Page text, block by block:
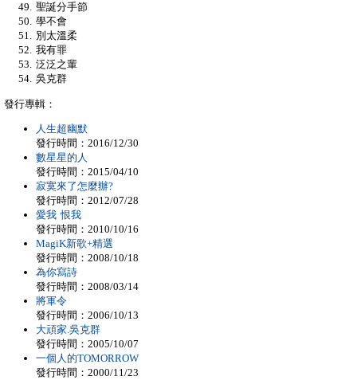
聖誕分手節
學不會
別太溫柔
我有罪
泛泛之輩
吳克群
發行專輯：
人生超幽默
發行時間：2016/12/30
數星星的人
發行時間：2015/04/10
寂寞來了怎麼辦?
發行時間：2012/07/28
愛我 恨我
發行時間：2010/10/16
MagiK新歌+精選
發行時間：2008/10/18
為你寫詩
發行時間：2008/03/14
將軍令
發行時間：2006/10/13
大頑家.吳克群
發行時間：2005/10/07
一個人的TOMORROW
發行時間：2000/11/23